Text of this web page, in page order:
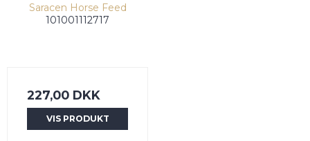
Saracen Horse Feed
101001112717
227,00 DKK
VIS PRODUKT